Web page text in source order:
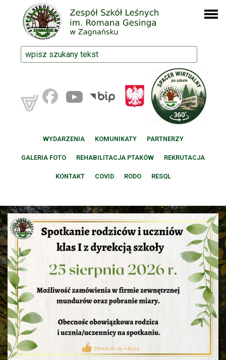
WYDARZENIA KOMUNIKATY PARTNERZY
GALERIA FOTO REHABILITACJA PTAKÓW REKRUTACJA
KONTAKT COVID RODO RESQL